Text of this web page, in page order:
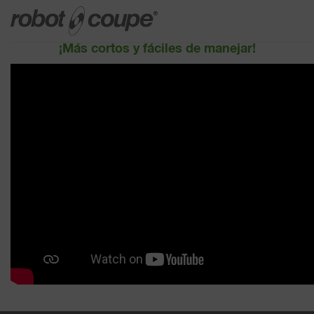
¡Más cortos y fáciles de manejar!